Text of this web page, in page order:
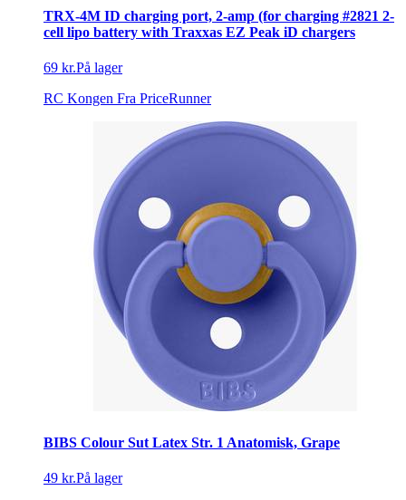
TRX-4M ID charging port, 2-amp (for charging #2821 2-
cell lipo battery with Traxxas EZ Peak iD chargers
69 kr.På lager
RC Kongen Fra PriceRunner
BIBS Colour Sut Latex Str. 1 Anatomisk, Grape
49 kr.På lager